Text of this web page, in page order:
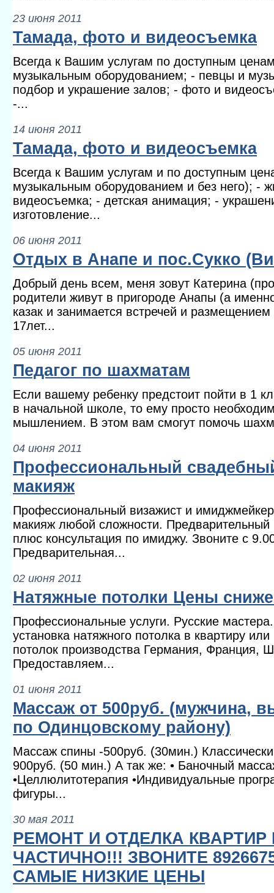
23 июня 2011
Тамада, фото и видеосъемка
Всегда к Вашим услугам по доступным
музыкальным оборудованием; - певцы и
подбор и украшение залов; - фото и
-...
14 июня 2011
Тамада, фото и видеосъемка
Всегда к Вашим услугам и по доступным
музыкальным оборудованием и без него); -
видеосъемка; - детская анимация; -
изготовление...
06 июня 2011
Отдых в Анапе и пос.Сукко
Добрый день всем, меня зовут Катерина
родители живут в пригороде Анапы (а
казак и занимается встречей и
17лет...
05 июня 2011
Педагог по шахматам
Если вашему ребенку предстоит пойти в 1
в начальной школе, то ему просто
мышлением. В этом вам смогут помочь
04 июня 2011
Профессиональный
макияж
Профессиональный визажист и
макияж любой сложности. Предварительный
плюс консультация по имиджу. Звоните с
Предварительная...
02 июня 2011
Натяжные потолки Цены
Профессиональные услуги. Русские
установка натяжного потолка в квартиру
потолок производства Германия, Франция,
Предоставляем...
01 июня 2011
Массаж от 500руб. (мужчина,
по Одинцовскому району)
Массаж спины -500руб. (30мин.)
900руб. (50 мин.) А так же: • Баночный
•Целлюлитотерапия •Индивидуальные
фигуры...
30 мая 2011
РЕМОНТ И ОТДЕЛКА
ЧАСТИЧНО!!! ЗВОНИТЕ
САМЫЕ НИЗКИЕ ЦЕНЫ